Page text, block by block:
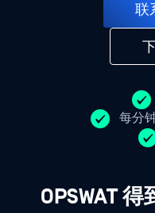
联
每分
OPSWAT